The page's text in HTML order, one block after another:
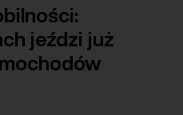
jeździ już